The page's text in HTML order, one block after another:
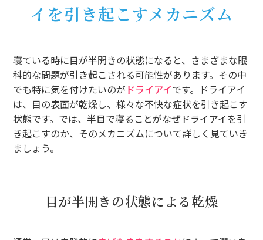
イを引き起こすメカニズム
寝ている時に目が半開きの状態になると、さまざまな眼
科的な問題が引き起こされる可能性があります。その中
でも特に気を付けたいのが ドライアイです。ドライアイ
は、目の表面が乾燥し、様々な不快な症状を引き起こす
状態です。では、半目で寝ることがなぜドライアイを引
き起こすのか、そのメカニズムについて詳しく見ていき
ましょう。
目が半開きの状態による乾燥